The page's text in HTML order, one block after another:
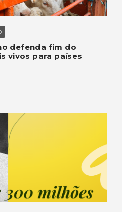
defenda fim do
vivos para países